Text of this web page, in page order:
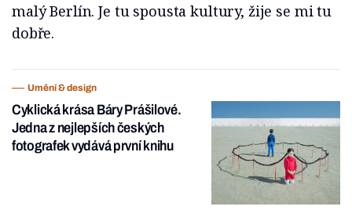
malý Berlín. Je tu spousta kultury, žije se mi tu
dobře.
Umění & design
Cyklická krása Báry Prášilové.
Jedna z nejlepších českých
fotografek vydává první knihu